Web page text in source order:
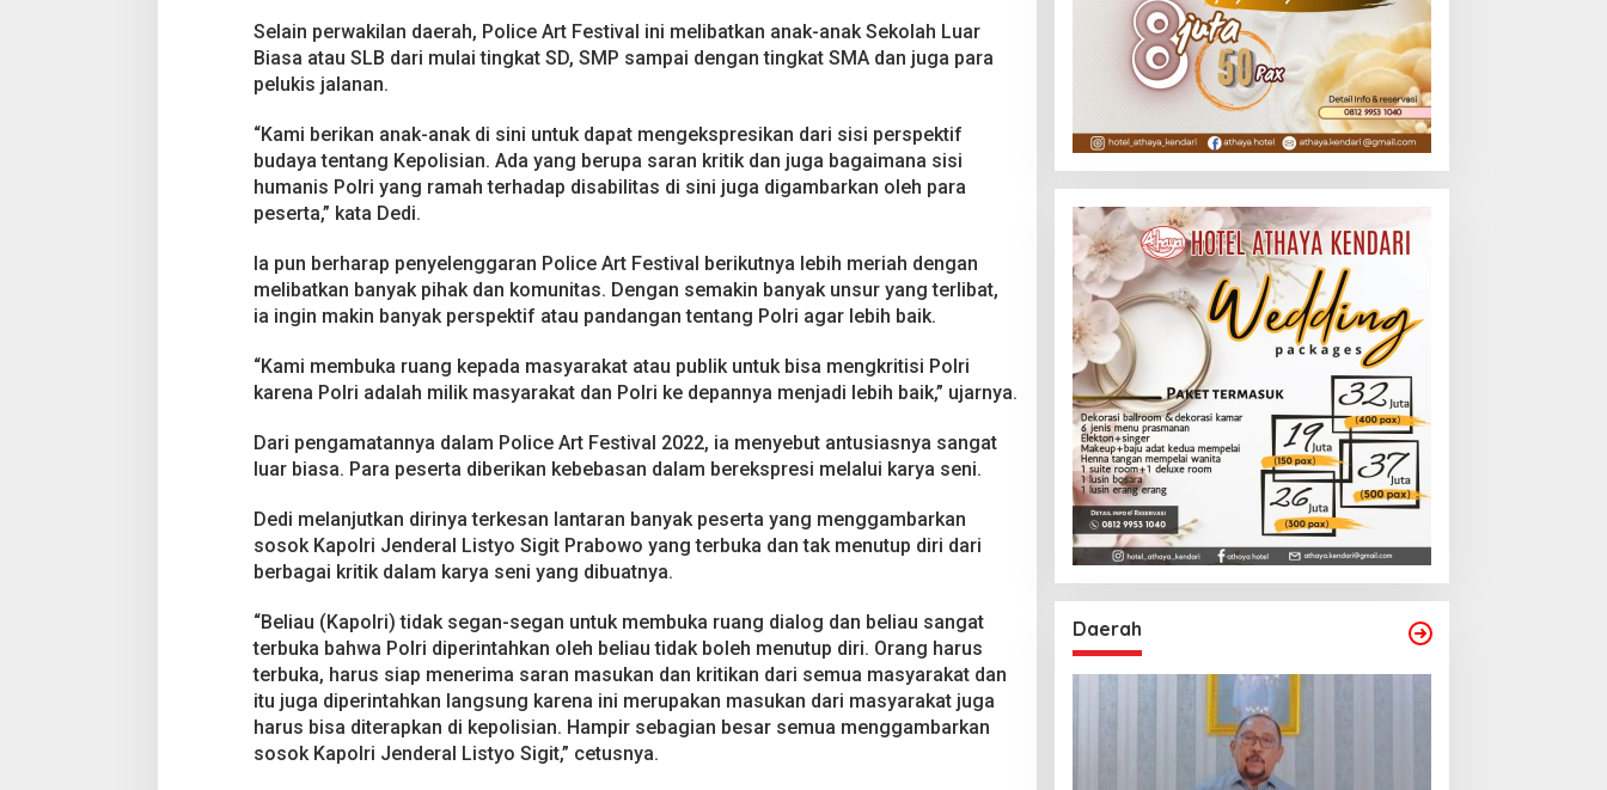
a
P
o
i
c
e
A
r
F
e
s
t
v
a
Selain perwakilan daerah, Police Art Festival ini melibatkan anak-anak Sekolah Luar
Biasa atau SLB dari mulai tingkat SD, SMP sampai dengan tingkat SMA dan juga para
pelukis jalanan.
“Kami berikan anak-anak di sini untuk dapat mengekspresikan dari sisi perspektif
budaya tentang Kepolisian. Ada yang berupa saran kritik dan juga bagaimana sisi
humanis Polri yang ramah terhadap disabilitas di sini juga digambarkan oleh para
peserta,” kata Dedi.
Ia pun berharap penyelenggaran Police Art Festival berikutnya lebih meriah dengan
melibatkan banyak pihak dan komunitas. Dengan semakin banyak unsur yang terlibat,
ia ingin makin banyak perspektif atau pandangan tentang Polri agar lebih baik.
“Kami membuka ruang kepada masyarakat atau publik untuk bisa mengkritisi Polri
karena Polri adalah milik masyarakat dan Polri ke depannya menjadi lebih baik,” ujarnya.
Dari pengamatannya dalam Police Art Festival 2022, ia menyebut antusiasnya sangat
luar biasa. Para peserta diberikan kebebasan dalam berekspresi melalui karya seni.
Dedi melanjutkan dirinya terkesan lantaran banyak peserta yang menggambarkan
sosok Kapolri Jenderal Listyo Sigit Prabowo yang terbuka dan tak menutup diri dari
berbagai kritik dalam karya seni yang dibuatnya.
“Beliau (Kapolri) tidak segan-segan untuk membuka ruang dialog dan beliau sangat
terbuka bahwa Polri diperintahkan oleh beliau tidak boleh menutup diri. Orang harus
terbuka, harus siap menerima saran masukan dan kritikan dari semua masyarakat dan
itu juga diperintahkan langsung karena ini merupakan masukan dari masyarakat juga
harus bisa diterapkan di kepolisian. Hampir sebagian besar semua menggambarkan
sosok Kapolri Jenderal Listyo Sigit,” cetusnya.
Daerah